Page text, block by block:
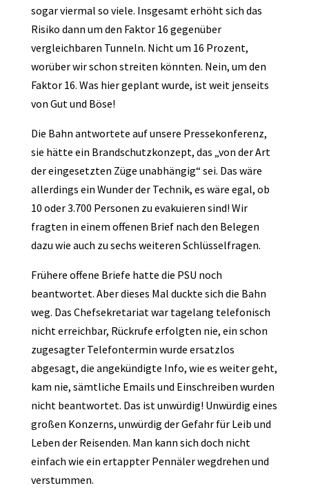
sogar viermal so viele. Insgesamt erhöht sich das
Risiko dann um den Faktor 16 gegenüber
vergleichbaren Tunneln. Nicht um 16 Prozent,
worüber wir schon streiten könnten. Nein, um den
Faktor 16. Was hier geplant wurde, ist weit jenseits
von Gut und Böse!
Die Bahn antwortete auf unsere Pressekonferenz,
sie hätte ein Brandschutzkonzept, das „von der Art
der eingesetzten Züge unabhängig“ sei. Das wäre
allerdings ein Wunder der Technik, es wäre egal, ob
10 oder 3.700 Personen zu evakuieren sind! Wir
fragten in einem offenen Brief nach den Belegen
dazu wie auch zu sechs weiteren Schlüsselfragen.
Frühere offene Briefe hatte die PSU noch
beantwortet. Aber dieses Mal duckte sich die Bahn
weg. Das Chefsekretariat war tagelang telefonisch
nicht erreichbar, Rückrufe erfolgten nie, ein schon
zugesagter Telefontermin wurde ersatzlos
abgesagt, die angekündigte Info, wie es weiter geht,
kam nie, sämtliche Emails und Einschreiben wurden
nicht beantwortet. Das ist unwürdig! Unwürdig eines
großen Konzerns, unwürdig der Gefahr für Leib und
Leben der Reisenden. Man kann sich doch nicht
einfach wie ein ertappter Pennäler wegdrehen und
verstummen.